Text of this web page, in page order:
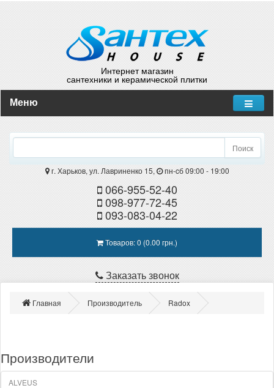
Интернет магазин
сантехники и керамической плитки
Меню
Поиск
г. Харьков, ул. Лавриненко 15, пн-cб 09:00 - 19:00
066-955-52-40
098-977-72-45
093-083-04-22
Товаров: 0 (0.00 грн.)
Заказать звонок
Главная Производитель Radox
Производители
ALVEUS